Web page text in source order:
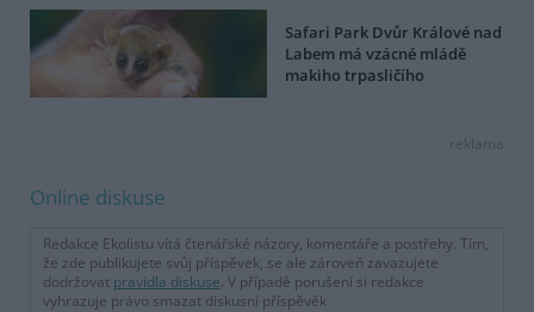
Safari Park Dvůr Králové nad
Labem má vzácné mládě
makiho trpasličího
reklama
Online diskuse
Redakce Ekolistu vítá čtenářské názory, komentáře a postřehy. Tím,
že zde publikujete svůj příspěvek, se ale zároveň zavazujete
dodržovat pravidla diskuse. V případě porušení si redakce
vyhrazuje právo smazat diskusní příspěvěk